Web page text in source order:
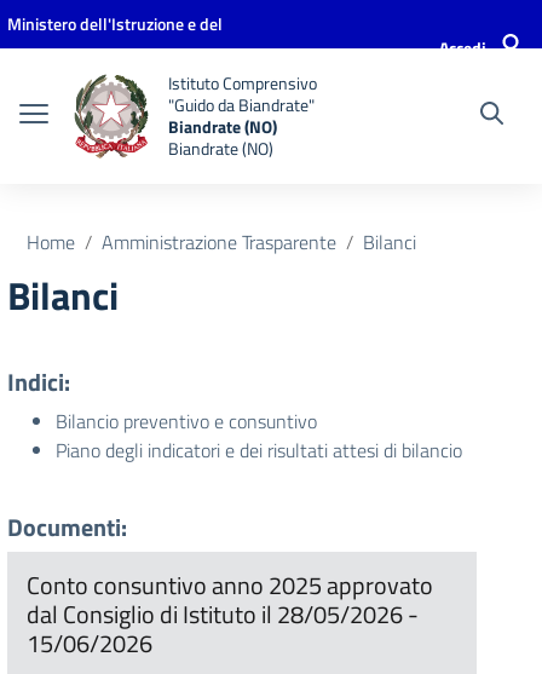
Vai ai contenuti
Vai al menu di navigazione
Vai al footer
Ministero dell'Istruzione e del
Accedi
Istituto Comprensivo
"Guido da Biandrate"
Biandrate (NO)
Biandrate (NO)
Home Amministrazione Trasparente Bilanci
Bilanci
Indici:
Bilancio preventivo e consuntivo
Piano degli indicatori e dei risultati attesi di bilancio
Documenti:
Conto consuntivo anno 2025 approvato
dal Consiglio di Istituto il 28/05/2026 -
15/06/2026